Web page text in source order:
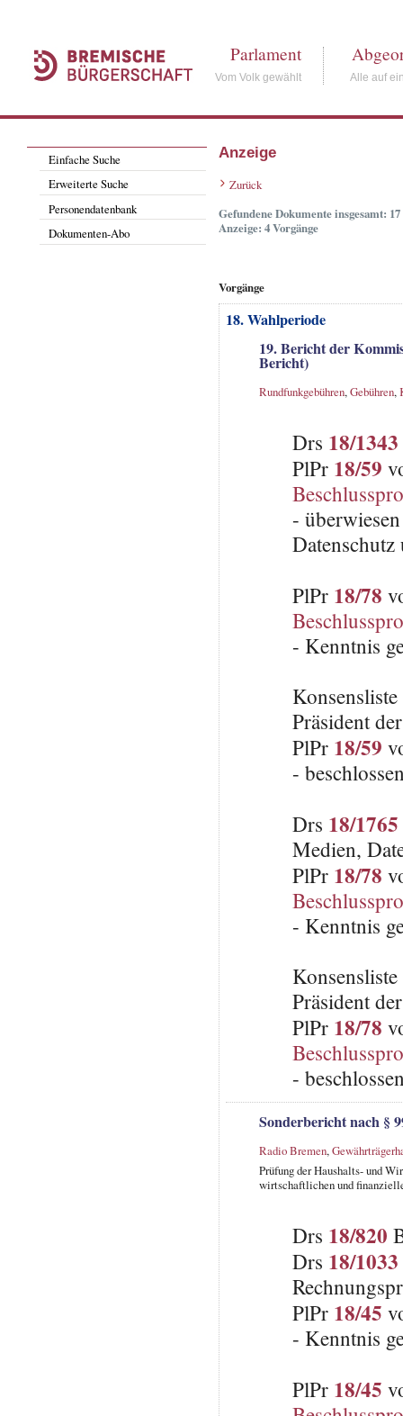
Parlament
Vom Volk gewählt Alle auf
Einfache Suche
Erweiterte Suche
Personendatenbank
Dokumenten-Abo
Anzeige
Zurück
Gefundene Dokumente insgesamt: 17
Anzeige: 4 Vorgänge
Vorgänge
18. Wahlperiode
19. Bericht der
Bericht)
Rundfunkgebühren,Gebühren,
Drs 18/1343
PlPr 18/59
-
PlPr 18/78
- Kenntnis
Präsident
PlPr 18/59
-
Drs 18/1765
Medien,
PlPr 18/78
- Kenntnis
Präsident
PlPr 18/78
-
Sonderbericht nach §
Radio Bremen,
Prüfung der Haushalts- und
wirtschaftlichen und
Drs 18/820
Drs 18/1033
PlPr 18/45
- Kenntnis
PlPr 18/45